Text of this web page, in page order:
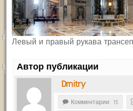
Левый и правый рукава
Автор публикации
Dmitry
Комментарии: 15